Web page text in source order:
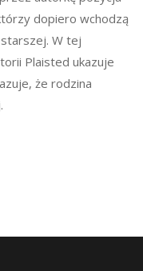
dopiero wchodzą
W tej
Plaisted ukazuje
że rodzina